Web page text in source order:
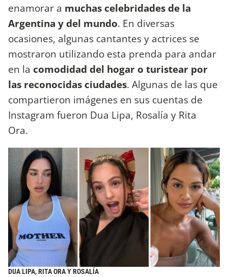
enamorar a muchas celebridades de la
Argentina y del mundo. En diversas
ocasiones, algunas cantantes y actrices se
mostraron utilizando esta prenda para andar
en la comodidad del hogar o turistear por
las reconocidas ciudades. Algunas de las que
compartieron imágenes en sus cuentas de
Instagram fueron Dua Lipa, Rosalía y Rita
Ora.
DUA LIPA, RITA ORA Y ROSALÍA